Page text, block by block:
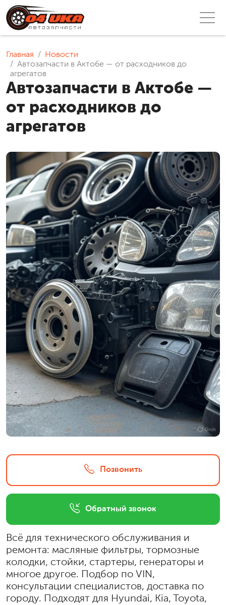
Главная
Новости
Автозапчасти в Актобе — от расходников до
агрегатов
Автозапчасти в Актобе —
от расходников до
агрегатов
Позвонить
Обратный звонок
Всё для технического обслуживания и
ремонта: масляные фильтры, тормозные
колодки, стойки, стартеры, генераторы и
многое другое. Подбор по VIN,
консультации специалистов, доставка по
городу. Подходят для Hyundai, Kia, Toyota,